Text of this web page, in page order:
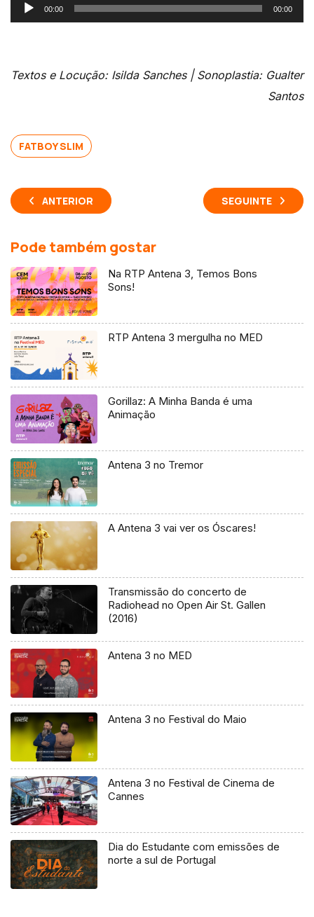
Reprodutor
de
00:00 00:00
Textos e Locução: Isilda Sanches | Sonoplastia: Gualter
Santos
FATBOY SLIM
ANTERIOR SEGUINTE
Pode também gostar
Na RTP Antena 3, Temos Bons
Sons!
RTP Antena 3 mergulha no MED
Gorillaz: A Minha Banda é uma
Animação
Antena 3 no Tremor
A Antena 3 vai ver os Óscares!
Transmissão do concerto de
Radiohead no Open Air St. Gallen
(2016)
Antena 3 no MED
Antena 3 no Festival do Maio
Antena 3 no Festival de Cinema de
Cannes
Dia do Estudante com emissões de
norte a sul de Portugal